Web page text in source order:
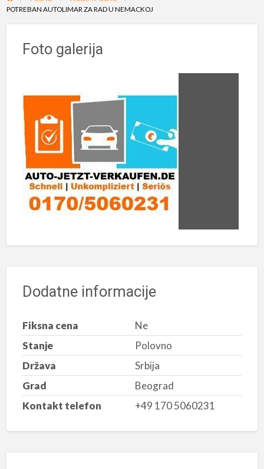
POTREBAN AUTOLIMAR ZA RAD U NEMACKOJ
Foto galerija
Dodatne informacije
Fiksna cena
Ne
Stanje
Polovno
Država
Srbija
Grad
Beograd
Kontakt telefon
+49 170 5060231